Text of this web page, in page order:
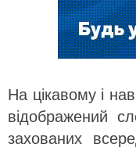
На цікавому і
відображений
захованих